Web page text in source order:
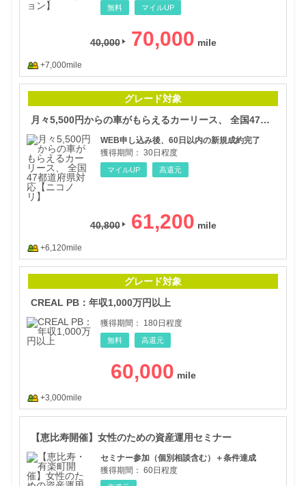
無料 マイルUP
40,000 70,000
+7,000mile
グレード対象
月々5,500円からの車がもらえるカーリース、 全国47都道府県対応【ニコノリ】
WEB申し込み後、60日以内の新規成約完了
獲得期間： 30日程度
マイルUP 高還元
40,800 61,200
+6,120mile
グレード対象
CREAL PB：年収1,000万円以上
獲得期間： 180日程度
無料 高還元
60,000
+3,000mile
【恵比寿開催】女性のための資産運用セミナー
セミナー参加（個別相談含む）＋条件達成
獲得期間： 60日程度